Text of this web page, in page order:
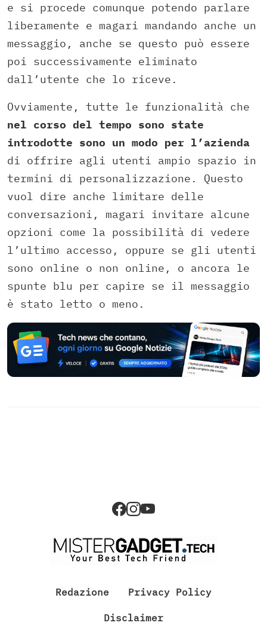
e si procede comunque potendo parlare
liberamente e magari mandando anche un
messaggio, anche se questo può essere
poi successivamente eliminato
dall’utente che lo riceve.
Ovviamente, tutte le funzionalità che
nel corso del tempo sono state
introdotte sono un modo per l’azienda
di offrire agli utenti ampio spazio in
termini di personalizzazione. Questo
vuol dire anche limitare delle
conversazioni, magari invitare alcune
opzioni come la possibilità di vedere
l’ultimo accesso, oppure se gli utenti
sono online o non online, o ancora le
spunte blu per capire se il messaggio
è stato letto o meno.
Redazione Privacy Policy
Disclaimer